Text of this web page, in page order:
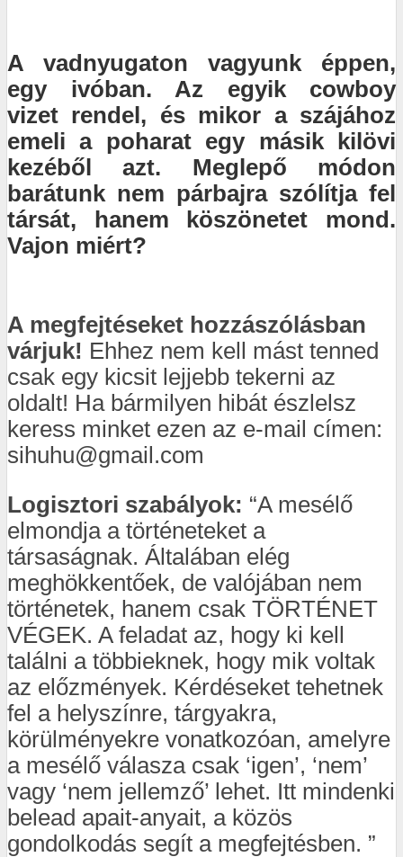
A vadnyugaton vagyunk éppen,
egy ivóban. Az egyik cowboy
vizet rendel, és mikor a szájához
emeli a poharat egy másik kilövi
kezéből azt. Meglepő módon
barátunk nem párbajra szólítja fel
társát, hanem köszönetet mond.
Vajon miért?
A megfejtéseket hozzászólásban
várjuk! Ehhez nem kell mást tenned
csak egy kicsit lejjebb tekerni az
oldalt! Ha bármilyen hibát észlelsz
keress minket ezen az e-mail címen:
sihuhu@gmail.com
Logisztori szabályok: “A mesélő
elmondja a történeteket a
társaságnak. Általában elég
meghökkentőek, de valójában nem
történetek, hanem csak TÖRTÉNET
VÉGEK. A feladat az, hogy ki kell
találni a többieknek, hogy mik voltak
az előzmények. Kérdéseket tehetnek
fel a helyszínre, tárgyakra,
körülményekre vonatkozóan, amelyre
a mesélő válasza csak ‘igen’, ‘nem’
vagy ‘nem jellemző’ lehet. Itt mindenki
belead apait-anyait, a közös
gondolkodás segít a megfejtésben. ”